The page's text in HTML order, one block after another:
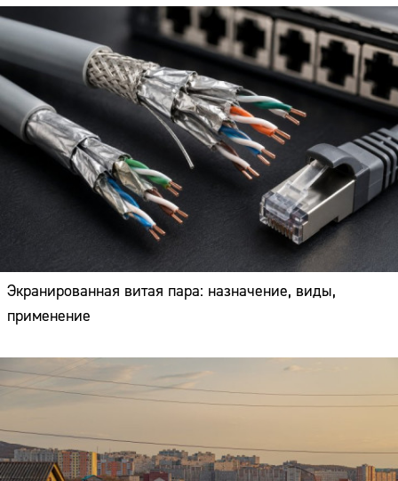
Экранированная витая пара: назначение, виды,
применение